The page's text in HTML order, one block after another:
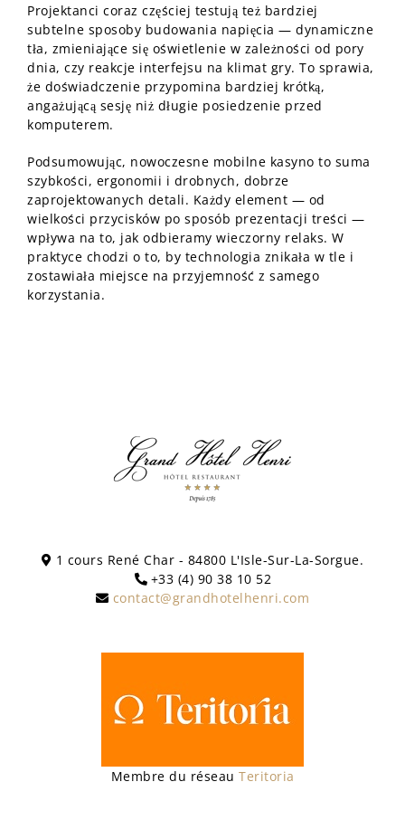
Projektanci coraz częściej testują też bardziej
subtelne sposoby budowania napięcia — dynamiczne
tła, zmieniające się oświetlenie w zależności od pory
dnia, czy reakcje interfejsu na klimat gry. To sprawia,
że doświadczenie przypomina bardziej krótką,
angażującą sesję niż długie posiedzenie przed
komputerem.
Podsumowując, nowoczesne mobilne kasyno to suma
szybkości, ergonomii i drobnych, dobrze
zaprojektowanych detali. Każdy element — od
wielkości przycisków po sposób prezentacji treści —
wpływa na to, jak odbieramy wieczorny relaks. W
praktyce chodzi o to, by technologia znikała w tle i
zostawiała miejsce na przyjemność z samego
korzystania.
1 cours René Char - 84800 L'Isle-Sur-La-Sorgue.
+33 (4) 90 38 10 52
contact@grandhotelhenri.com
Membre du réseau Teritoria